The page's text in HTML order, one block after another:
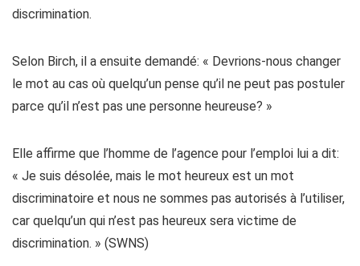
discrimination.
Selon Birch, il a ensuite demandé: « Devrions-nous changer
le mot au cas où quelqu’un pense qu’il ne peut pas postuler
parce qu’il n’est pas une personne heureuse? »
Elle affirme que l’homme de l’agence pour l’emploi lui a dit:
« Je suis désolée, mais le mot heureux est un mot
discriminatoire et nous ne sommes pas autorisés à l’utiliser,
car quelqu’un qui n’est pas heureux sera victime de
discrimination. » (SWNS)